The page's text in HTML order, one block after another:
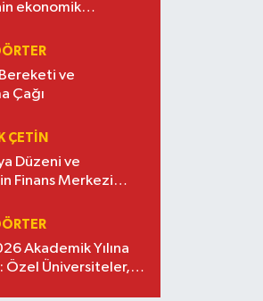
ekonomik
ve
Çağı
ÇETİN
Düzeni ve
Finans Merkezi
Akademik Yılına
Özel Üniversiteler,